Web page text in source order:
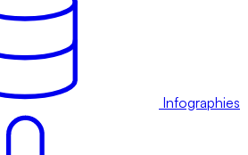
Infographies